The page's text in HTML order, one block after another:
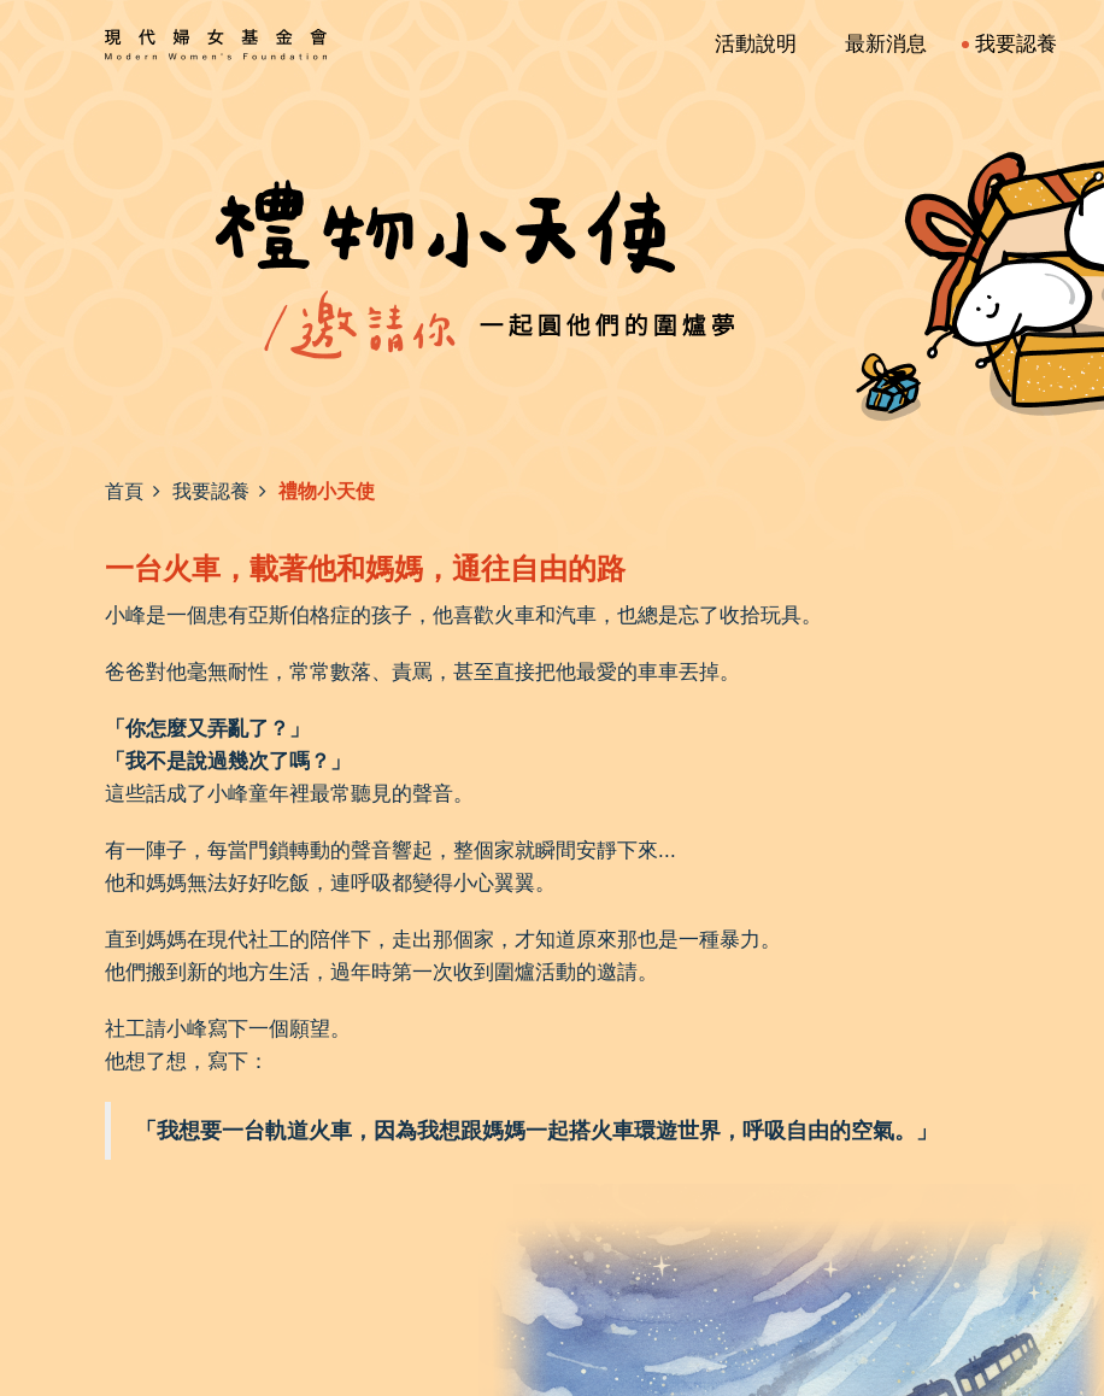
活動說明 最新消息 我要認養
首頁 我要認養 禮物小天使
一台火車，載著他和媽媽，通往自由的路
小峰是一個患有亞斯伯格症的孩子，他喜歡火車和汽車，也總是忘了收拾玩具。
爸爸對他毫無耐性，常常數落、責罵，甚至直接把他最愛的車車丟掉。
「你怎麼又弄亂了？」
「我不是說過幾次了嗎？」
這些話成了小峰童年裡最常聽見的聲音。
有一陣子，每當門鎖轉動的聲音響起，整個家就瞬間安靜下來...
他和媽媽無法好好吃飯，連呼吸都變得小心翼翼。
直到媽媽在現代社工的陪伴下，走出那個家，才知道原來那也是一種暴力。
他們搬到新的地方生活，過年時第一次收到圍爐活動的邀請。
社工請小峰寫下一個願望。
他想了想，寫下：
「我想要一台軌道火車，因為我想跟媽媽一起搭火車環遊世界，呼吸自由的空氣。」